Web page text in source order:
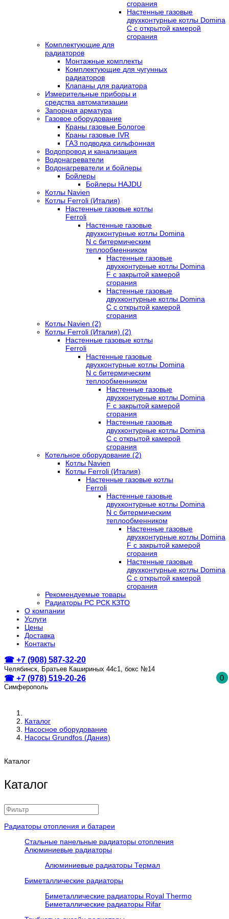
сгорания
Настенные газовые
двухконтурные котлы Domina
C с открытой камерой
сгорания
Комплектующие для
радиаторов
Монтажные комплекты
Комплектующие для чугунных
радиаторов
Клапаны для радиатора
Измерительные приборы и
средства автоматизации
Запорная арматура
Газовое оборудование
Краны газовые Бологое
Краны газовые IVR
ГАЗ подводка сильфонная
Водопровод и канализация
Водонагреватели
Водонагреватели и бойлеры
Бойлеры
Бойлеры HAJDU
Котлы Navien
Котлы Ferroli (Италия)
Настенные газовые котлы
Ferroli
Настенные газовые
двухконтурные котлы Domina
N с битермическим
теплообменником
Настенные газовые
двухконтурные котлы Domina
F с закрытой камерой
сгорания
Настенные газовые
двухконтурные котлы Domina
C с открытой камерой
сгорания
Котлы Navien (2)
Котлы Ferroli (Италия) (2)
Настенные газовые котлы
Ferroli
Настенные газовые
двухконтурные котлы Domina
N с битермическим
теплообменником
Настенные газовые
двухконтурные котлы Domina
F с закрытой камерой
сгорания
Настенные газовые
двухконтурные котлы Domina
C с открытой камерой
сгорания
Котельное оборудование (2)
Котлы Navien
Котлы Ferroli (Италия)
Настенные газовые котлы
Ferroli
Настенные газовые
двухконтурные котлы Domina
N с битермическим
теплообменником
Настенные газовые
двухконтурные котлы Domina
F с закрытой камерой
сгорания
Настенные газовые
двухконтурные котлы Domina
C с открытой камерой
сгорания
Рекомендуемые товары
Радиаторы РС РСК КЗТО
О компании
Услуги
Цены
Доставка
Контакты
☎ +7 (908) 587-32-20
Челябинск, Братьев Кашириных 44с1, бокс №14
☎ +7 (978) 519-20-26
Симферополь
0
Каталог
Насосное оборудование
Насосы Grundfos (Дания)
Каталог
Каталог
Радиаторы отопления и батареи
Стальные панельные радиаторы отопления
Алюминиевые радиаторы
Алюминиевые радиаторы Термал
Биметаллические радиаторы
Биметаллические радиаторы Royal Thermo
Биметаллические радиаторы Rifar